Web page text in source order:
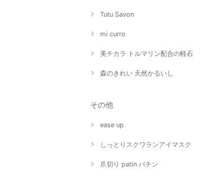
Tutu Savon
mi curro
美チカラ トルマリン配合の軽石
森のきれい 天然かるいし
その他
ease up
しっとりスクワランアイマスク
爪切り patin パチン